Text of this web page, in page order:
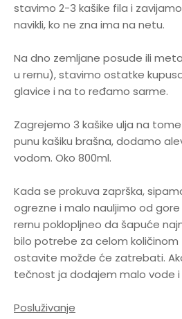
stavimo 2-3 kašike fila i
navikli, ko ne zna ima na netu.
Na dno zemljane posude ili
u rernu), stavimo ostatke
glavice i na to ređamo sarme.
Zagrejemo 3 kašike ulja na
punu kašiku brašna, dodamo
vodom. Oko 800ml.
Kada se prokuva zaprška,
ogrezne i malo nauljimo od
rernu poklopljneo da šapuće
bilo potrebe za celom
ostavite možde će zatrebati.
tečnost ja dodajem malo vode i
Posluživanje